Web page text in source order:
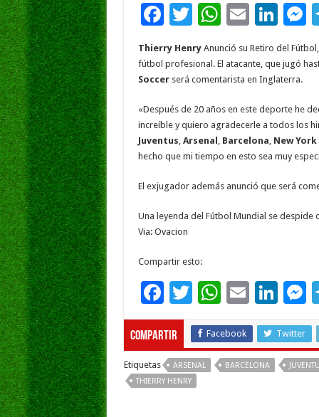
F
e
b
o
o
k
T
tt
er
W
h
at
sA
p
p
E
m
ai
l
Li
n
k
e
dI
n
g
Thierry HenryAnunció su Retiro del
fútbol profesional. El atacante, que jugó
Soccerserá comentarista en Inglaterra.
«Después de 20 años en este deporte he
increíble y quiero agradecerle a todos los
Juventus, Arsenal , Barcelona, New York
hecho que mi tiempo en esto sea muy
El exjugador además anunció que será
Una leyenda del Fútbol Mundial se
Via: Ovacion
Compartir esto:
F
ac
e
b
o
T
tt
er
W
at
sA
E
ai
l
Li
k
e
Compartir Facebook Twitter
Etiquetas ARSENAL BARCELONA
THIERRY HENRY